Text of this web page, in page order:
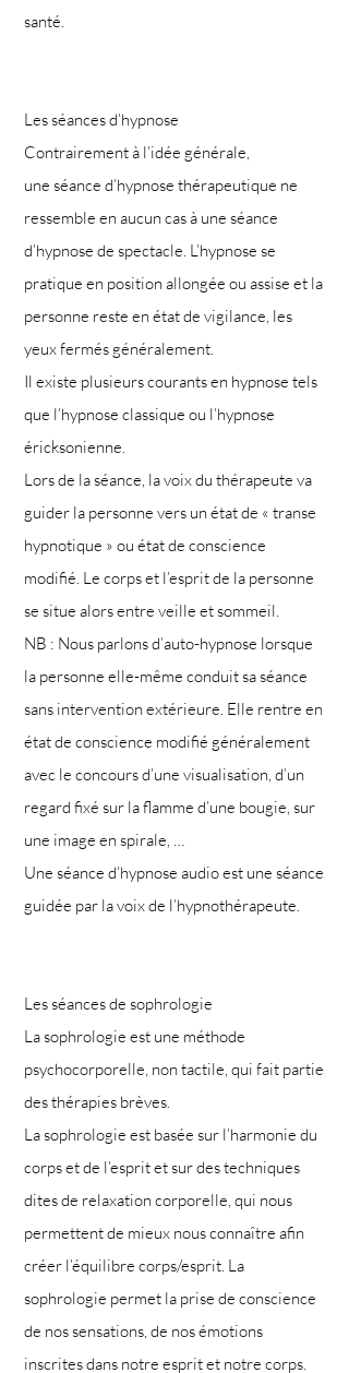
santé.
Les séances d’hypnose
Contrairement à l’idée générale,
une séance d’hypnose thérapeutique ne
ressemble en aucun cas à une séance
d’hypnose de spectacle. L’hypnose se
pratique en position allongée ou assise et la
personne reste en état de vigilance, les
yeux fermés généralement.
Il existe plusieurs courants en hypnose tels
que l’hypnose classique ou l’hypnose
éricksonienne.
Lors de la séance, la voix du thérapeute va
guider la personne vers un état de « transe
hypnotique » ou état de conscience
modifié. Le corps et l’esprit de la personne
se situe alors entre veille et sommeil.
NB : Nous parlons d’auto-hypnose lorsque
la personne elle-même conduit sa séance
sans intervention extérieure. Elle rentre en
état de conscience modifié généralement
avec le concours d’une visualisation, d’un
regard fixé sur la flamme d’une bougie, sur
une image en spirale, …
Une séance d’hypnose audio est une séance
guidée par la voix de l’hypnothérapeute.
Les séances de sophrologie
La sophrologie est une méthode
psychocorporelle, non tactile, qui fait partie
des thérapies brèves.
Lasophrologie est basée sur l’harmonie du
corps et de l’esprit et sur des techniques
dites de relaxation corporelle, qui nous
permettent de mieux nous connaître afin
créer l’équilibre corps/esprit. La
sophrologie permet la prise de conscience
de nos sensations, de nos émotions
inscrites dans notre esprit et notre corps.